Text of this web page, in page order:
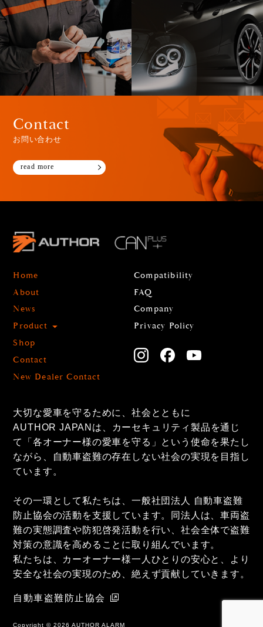
Contact
お問い合わせ
read more
Home
About
News
Product
Shop
Contact
New Dealer Contact
Compatibility
FAQ
Company
Privacy Policy
大切な愛車を守るために、社会とともに
AUTHOR JAPANは、カーセキュリティ製品を通じ
て「各オーナー様の愛車を守る」という使命を果たし
ながら、自動車盗難の存在しない社会の実現を目指し
ています。
その一環として私たちは、一般社団法人 自動車盗難
防止協会の活動を支援しています。同法人は、車両盗
難の実態調査や防犯啓発活動を行い、社会全体で盗難
対策の意識を高めることに取り組んでいます。
私たちは、カーオーナー様一人ひとりの安心と、より
安全な社会の実現のため、絶えず貢献していきます。
自動車盗難防止協会
Copyright ©2026 AUTHOR ALARM